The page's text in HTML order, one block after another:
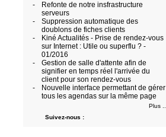
-
Refonte de notre insfrastructure
serveurs
-
Suppression automatique des
doublons de fiches clients
-
Kiné Actualités - Prise de rendez-vous
sur Internet : Utile ou superflu ? -
01/2016
-
Gestion de salle d'attente afin de
signifier en temps réel l'arrivée du
client pour son rendez-vous
-
Nouvelle interface permettant de gérer
tous les agendas sur la même page
Plus ...
Suivez-nous :